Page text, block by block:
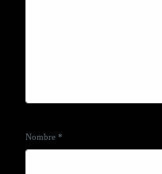
Nombre*